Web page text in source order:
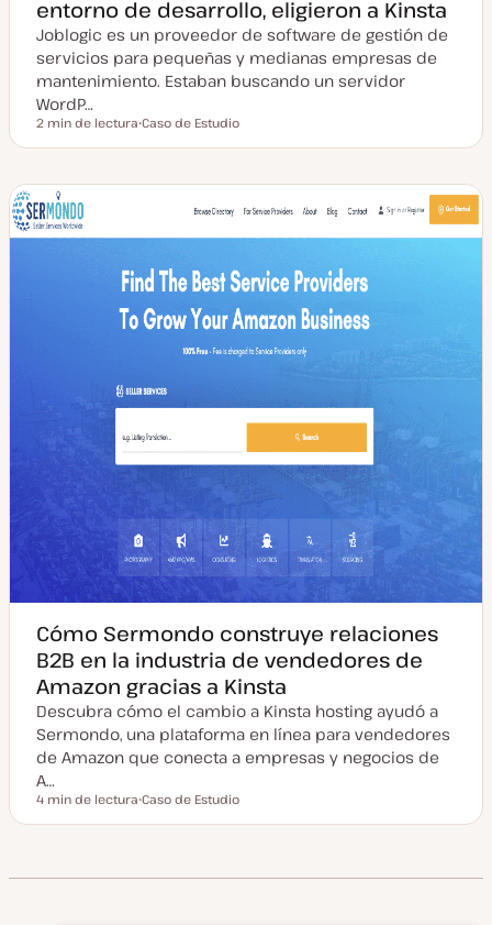
entorno de desarrollo, eligieron a Kinsta
Joblogic es un proveedor de software de gestión de
servicios para pequeñas y medianas empresas de
mantenimiento. Estaban buscando un servidor
WordP…
Tiempo de lectura
2 min de lectura
i
o
s
Caso de Estudio
Cómo Sermondo construye relaciones
B2B en la industria de vendedores de
Amazon gracias a Kinsta
Descubra cómo el cambio a Kinsta hosting ayudó a
Sermondo, una plataforma en línea para vendedores
de Amazon que conecta a empresas y negocios de
A…
Tiempo de lectura
4 min de lectura
i
e
Caso de Estudio